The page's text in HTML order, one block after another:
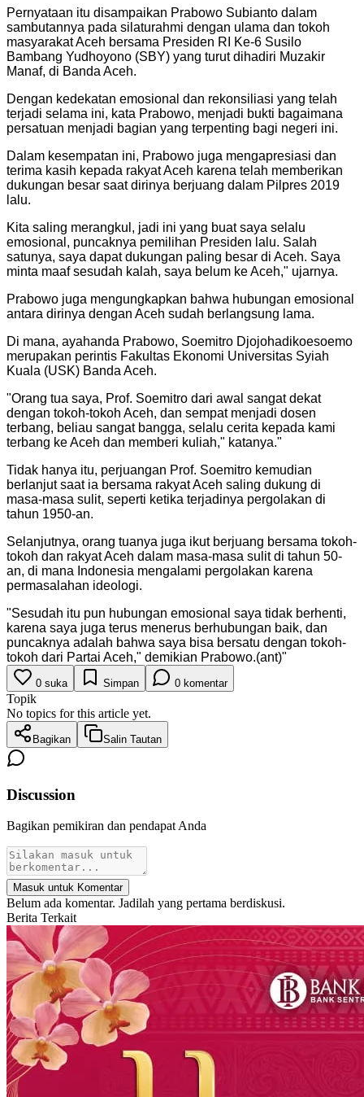
Pernyataan itu disampaikan Prabowo Subianto dalam
sambutannya pada silaturahmi dengan ulama dan tokoh
masyarakat Aceh bersama Presiden RI Ke-6 Susilo
Bambang Yudhoyono (SBY) yang turut dihadiri Muzakir
Manaf, di Banda Aceh.
Dengan kedekatan emosional dan rekonsiliasi yang telah
terjadi selama ini, kata Prabowo, menjadi bukti bagaimana
persatuan menjadi bagian yang terpenting bagi negeri ini.
Dalam kesempatan ini, Prabowo juga mengapresiasi dan
terima kasih kepada rakyat Aceh karena telah memberikan
dukungan besar saat dirinya berjuang dalam Pilpres 2019
lalu.
Kita saling merangkul, jadi ini yang buat saya selalu
emosional, puncaknya pemilihan Presiden lalu. Salah
satunya, saya dapat dukungan paling besar di Aceh. Saya
minta maaf sesudah kalah, saya belum ke Aceh," ujarnya.
Prabowo juga mengungkapkan bahwa hubungan emosional
antara dirinya dengan Aceh sudah berlangsung lama.
Di mana, ayahanda Prabowo, Soemitro Djojohadikoesoemo
merupakan perintis Fakultas Ekonomi Universitas Syiah
Kuala (USK) Banda Aceh.
"Orang tua saya, Prof. Soemitro dari awal sangat dekat
dengan tokoh-tokoh Aceh, dan sempat menjadi dosen
terbang, beliau sangat bangga, selalu cerita kepada kami
terbang ke Aceh dan memberi kuliah," katanya."
Tidak hanya itu, perjuangan Prof. Soemitro kemudian
berlanjut saat ia bersama rakyat Aceh saling dukung di
masa-masa sulit, seperti ketika terjadinya pergolakan di
tahun 1950-an.
Selanjutnya, orang tuanya juga ikut berjuang bersama tokoh-
tokoh dan rakyat Aceh dalam masa-masa sulit di tahun 50-
an, di mana Indonesia mengalami pergolakan karena
permasalahan ideologi.
"Sesudah itu pun hubungan emosional saya tidak berhenti,
karena saya juga terus menerus berhubungan baik, dan
puncaknya adalah bahwa saya bisa bersatu dengan tokoh-
tokoh dari Partai Aceh," demikian Prabowo.(ant)"
0 suka Simpan 0 komentar
Topik
No topics for this article yet.
Bagikan Salin Tautan
Discussion
Bagikan pemikiran dan pendapat Anda
Masuk untuk Komentar
Belum ada komentar. Jadilah yang pertama berdiskusi.
Berita Terkait